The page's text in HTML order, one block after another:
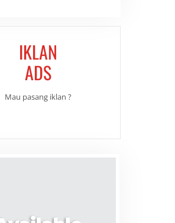
IKLAN
ADS
Mau pasang iklan ?